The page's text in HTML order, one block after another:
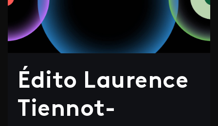
Édito Laurence
Tiennot-